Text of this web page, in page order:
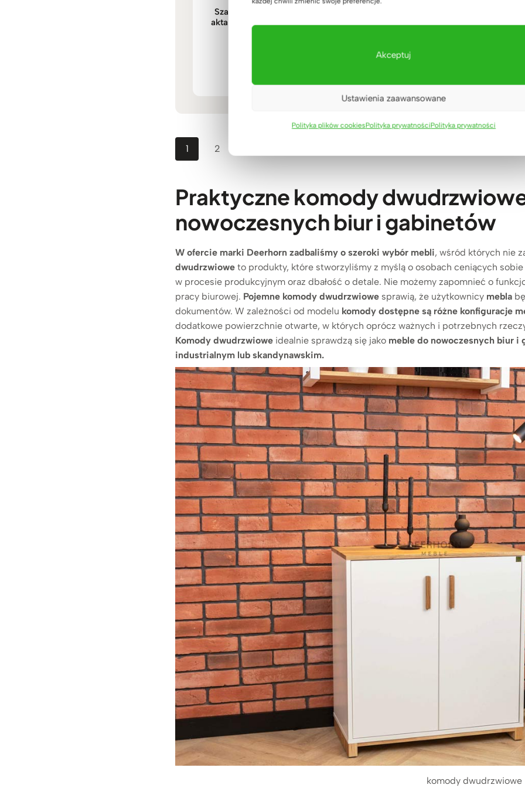
Akceptuj
Ustawienia zaawansowane
Polityka plików cookiesPolityka prywatnościPolityka prywatności
Szafka na dokumenty,
akta do biura i gabinetu
pojemna z półkami na
Oceniono
3.329zł
1 2
Praktyczne komody
nowoczesnych biur i gabinetów
W ofercie marki Deerhorn zadbaliśmy o szeroki wybór mebli, wśród których nie
dwudrzwiowe to produkty, które stworzyliśmy z myślą o osobach ceniących
w procesie produkcyjnym oraz dbałość o detale. Nie możemy zapomnieć o
pracy biurowej. Pojemne komody dwudrzwiowe sprawią, że użytkownicy mebla
dokumentów. W zależności od modelu komody dostępne są różne konfiguracje
dodatkowe powierzchnie otwarte, w których oprócz ważnych i potrzebnych
Komody dwudrzwiowe idealnie sprawdzą się jako meble do nowoczesnych biur i
industrialnym lub skandynawskim.
komody dwudrzwiowe